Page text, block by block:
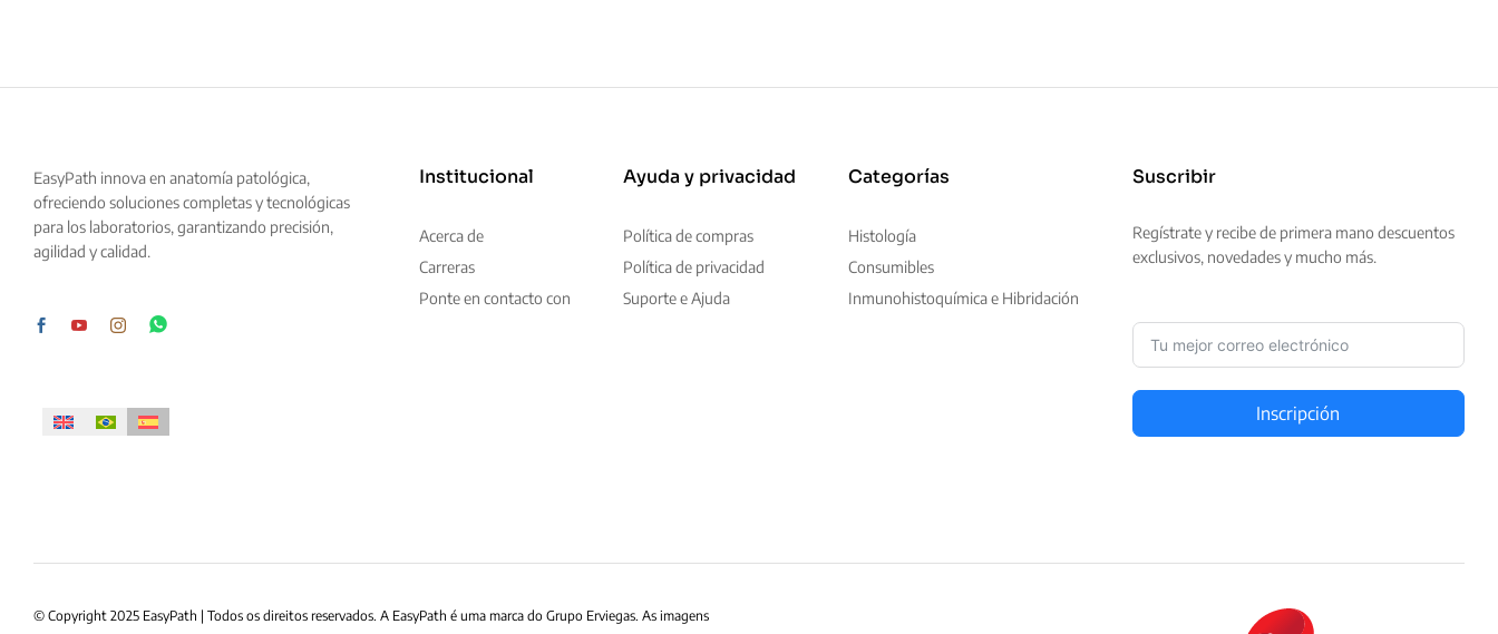
EasyPath innova en anatomía patológica,
ofreciendo soluciones completas y tecnológicas
para los laboratorios, garantizando precisión,
agilidad y calidad.
Institucional
Acerca de
Carreras
Ponte en contacto con
Ayuda y privacidad
Política de compras
Política de privacidad
Suporte e Ajuda
Categorías
Histología
Consumibles
Inmunohistoquímica e Hibridación
Suscribir
Regístrate y recibe de primera mano descuentos
exclusivos, novedades y mucho más.
Inscripción
© Copyright 2025 EasyPath | Todos os direitos reservados. A EasyPath é uma marca do Grupo Erviegas. As imagens